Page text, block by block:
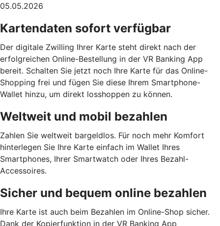
05.05.2026
Kartendaten sofort verfügbar
Der digitale Zwilling Ihrer Karte steht direkt nach der
erfolgreichen Online-Bestellung in der VR Banking App
bereit. Schalten Sie jetzt noch Ihre Karte für das Online-
Shopping frei und fügen Sie diese Ihrem Smartphone-
Wallet hinzu, um direkt losshoppen zu können.
Weltweit und mobil bezahlen
Zahlen Sie weltweit bargeldlos. Für noch mehr Komfort
hinterlegen Sie Ihre Karte einfach im Wallet Ihres
Smartphones, Ihrer Smartwatch oder Ihres Bezahl-
Accessoires.
Sicher und bequem online bezahlen
Ihre Karte ist auch beim Bezahlen im Online-Shop sicher.
Dank der Kopierfunktion in der VR Banking App